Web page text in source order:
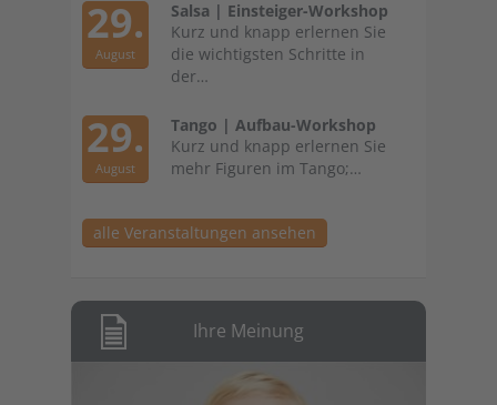
29.
August
Salsa | Einsteiger-Workshop
Kurz und knapp erlernen Sie
die wichtigsten Schritte in
der…
29.
August
Tango | Aufbau-Workshop
Kurz und knapp erlernen Sie
mehr Figuren im Tango;…
alle Veranstaltungen ansehen
Ihre Meinung